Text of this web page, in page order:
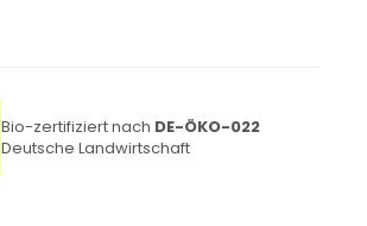
Bio-zertifiziert nach DE-ÖKO-022
Deutsche Landwirtschaft